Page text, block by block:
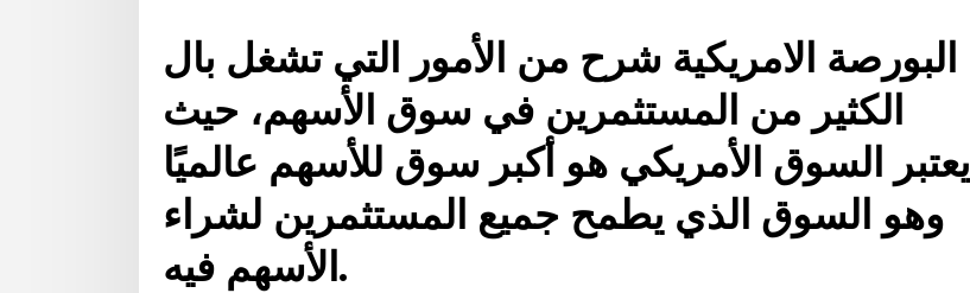
البورصة الامريكية شرح من الأمور التي تشغل بال
الكثير من المستثمرين في سوق الأسهم، حيث
يعتبر السوق الأمريكي هو أكبر سوق للأسهم عالميًا
وهو السوق الذي يطمح جميع المستثمرين لشراء
الأسهم فيه.